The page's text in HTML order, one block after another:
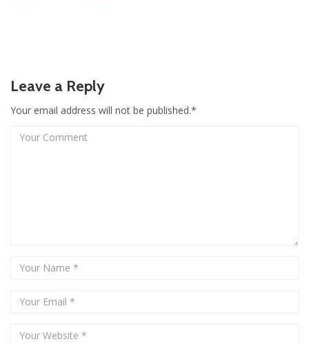
Leave a Reply
Your email address will not be published.*